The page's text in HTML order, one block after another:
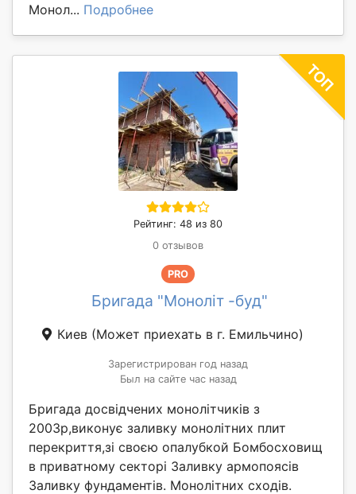
Монол... Подробнее
Рейтинг: 48 из 80
0 отзывов
PRO
Бригада "Моноліт -буд"
Киев (Может приехать в г. Емильчино)
Зарегистрирован год назад
Был на сайте час назад
Бригада досвідчених монолітчиків з
2003р,виконує заливку монолітних плит
перекриття,зі своєю опалубкой Бомбосховищ
в приватному секторі Заливку армопоясів
Заливку фундаментів. Монолітних сходів.